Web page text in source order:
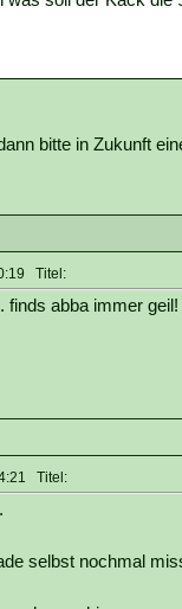
bitte in Zukunft
Titel:
finds abba immer
Titel:
selbst nochmal